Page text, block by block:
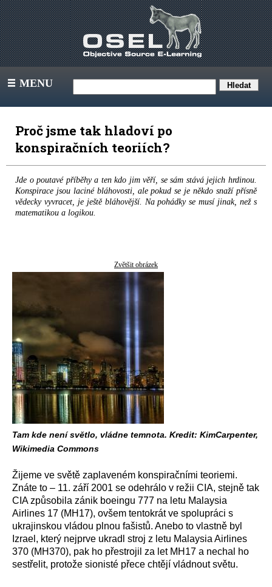
III MENU
Proč jsme tak hladoví po
konspiračních teoriích?
Jde o poutavé příběhy a ten kdo jim věří, se sám stává jejich hrdinou.
Konspirace jsou laciné bláhovosti, ale pokud se je někdo snaží přísně
vědecky vyvracet, je ještě bláhovější. Na pohádky se musí jinak, než s
matematikou a logikou.
Zvětšit obrázek
Tam kde není světlo, vládne temnota. Kredit: KimCarpenter,
Wikimedia Commons
Žijeme ve světě zaplaveném konspiračními teoriemi.
Znáte to – 11. září 2001 se odehrálo v režii CIA, stejně tak
CIA způsobila zánik boeingu 777 na letu Malaysia
Airlines 17 (MH17), ovšem tentokrát ve spolupráci s
ukrajinskou vládou plnou fašistů. Anebo to vlastně byl
Izrael, který nejprve ukradl stroj z letu Malaysia Airlines
370 (MH370), pak ho přestrojil za let MH17 a nechal ho
sestřelit, protože sionisté přece chtějí vládnout světu.